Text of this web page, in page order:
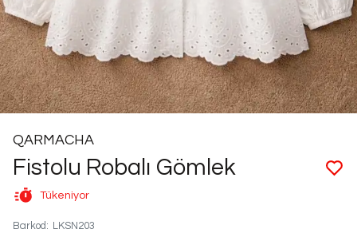
QARMACHA
Fistolu Robalı Gömlek
Tükeniyor
Barkod : LKSN203